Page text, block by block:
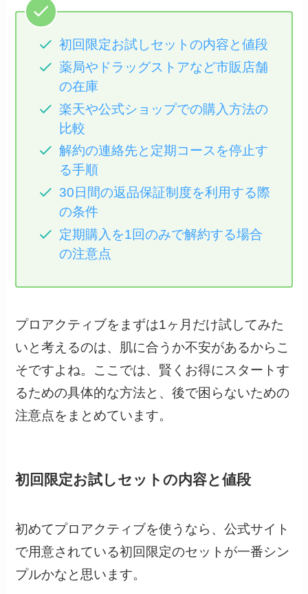
初回限定お試しセットの内容と値段
薬局やドラッグストアなど市販店舗
の在庫
楽天や公式ショップでの購入方法の
比較
解約の連絡先と定期コースを停止す
る手順
30日間の返品保証制度を利用する際
の条件
定期購入を1回のみで解約する場合
の注意点
プロアクティブをまずは1ヶ月だけ試してみた
いと考えるのは、肌に合うか不安があるからこ
そですよね。ここでは、賢くお得にスタートす
るための具体的な方法と、後で困らないための
注意点をまとめています。
初回限定お試しセットの内容と値段
初めてプロアクティブを使うなら、公式サイト
で用意されている初回限定のセットが一番シン
プルかなと思います。